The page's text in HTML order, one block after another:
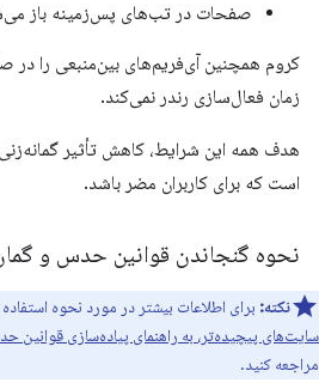
صفحات در تب‌های پس‌زمینه باز
کروم همچنین آی‌فریم‌های بین‌منبعی را در
زمان فعال‌سازی رندر نمی‌کند.
هدف همه این شرایط، کاهش تأثیر
است که برای کاربران مضر باشد.
نحوه گنجاندن قوانین حدس و
نکته: برای اطلاعات بیشتر در مورد نحوه استفاده
سایت‌های پیچیده‌تر، به راهنمای پیاده‌سازی قوانین
مراجعه کنید.